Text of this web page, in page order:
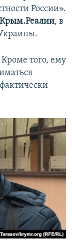
России».
Крым.Реалии, в
того, ему